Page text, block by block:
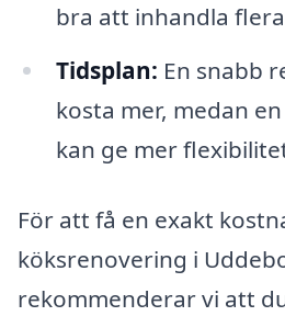
bra att inhandla
Tidsplan: En snabb
kosta mer, medan
kan ge mer
För att få en exakt
köksrenovering i
rekommenderar vi att